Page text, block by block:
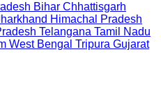
Bihar Chhattisgarh
Himachal Pradesh
Telangana Tamil Nadu
West Bengal Tripura Gujarat